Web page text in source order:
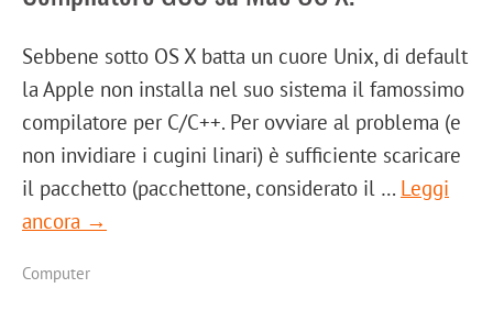
Sebbene sotto OS X batta un cuore Unix, di default
la Apple non installa nel suo sistema il famossimo
compilatore per C/C++. Per ovviare al problema (e
non invidiare i cugini linari) è sufficiente scaricare
il pacchetto (pacchettone, considerato il … Leggi
ancora →
Computer